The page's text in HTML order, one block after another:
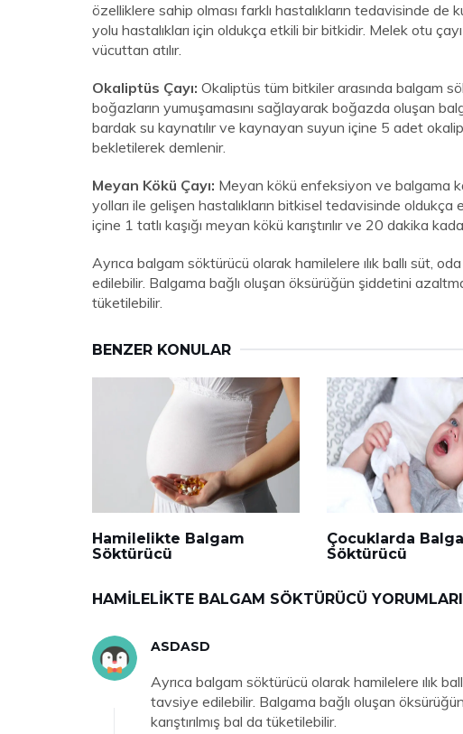
özelliklere sahip olması farklı hastalıkların tedavisinde de
yolu hastalıkları için oldukça etkili bir bitkidir. Melek otu
vücuttan atılır.
Okaliptüs Çayı: Okaliptüs tüm bitkiler arasında balgam
boğazların yumuşamasını sağlayarak boğazda oluşan
bardak su kaynatılır ve kaynayan suyun içine 5 adet
bekletilerek demlenir.
Meyan Kökü Çayı: Meyan kökü enfeksiyon ve balgama
yolları ile gelişen hastalıkların bitkisel tedavisinde
içine 1 tatlı kaşığı meyan kökü karıştırılır ve 20 dakika
Ayrıca balgam söktürücü olarak hamilelere ılık ballı süt,
edilebilir. Balgama bağlı oluşan öksürüğün şiddetini
tüketilebilir.
BENZER KONULAR
Hamilelikte Balgam
Söktürücü
Çocuklarda
Söktürücü
HAMILELIKTE BALGAM SÖKTÜRÜCÜ YORUMLARI
ASDASD
Ayrıca balgam söktürücü olarak hamilelere ılık
tavsiye edilebilir. Balgama bağlı oluşan
karıştırılmış bal da tüketilebilir.